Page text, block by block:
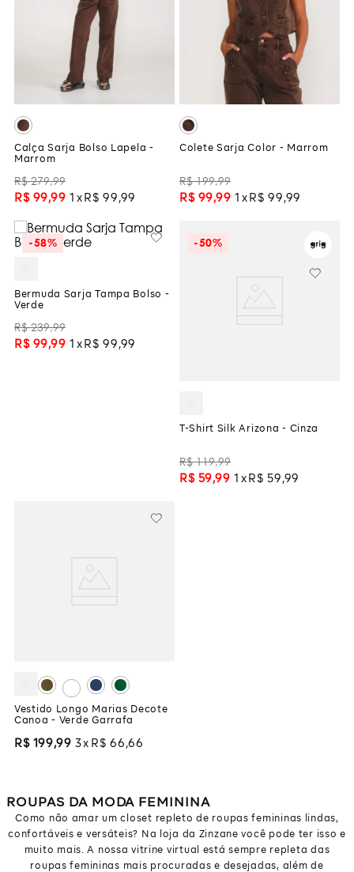
Calça Sarja Bolso Lapela -
Marrom
R$ 279,99
R$ 99,99 1 R$ 99 ,99
Colete Sarja Color - Marrom
R$ 199,99
R$ 99,99 1 R$ 99 ,99
-58%
Bermuda Sarja Tampa Bolso -
Verde
R$ 239,99
R$ 99,99 1 R$ 99 ,99
-50%
T-Shirt Silk Arizona - Cinza
R$ 119,99
R$ 59,99 1 R$ 59 ,99
Vestido Longo Marias Decote
Canoa - Verde Garrafa
R$ 199,99 3 R$ 66 ,66
ROUPAS DA MODA FEMININA
Como não amar um closet repleto de roupas femininas lindas,
confortáveis e versáteis? Na loja da Zinzane você pode ter isso e
muito mais. A nossa vitrine virtual está sempre repleta das
roupas femininas mais procuradas e desejadas, além de